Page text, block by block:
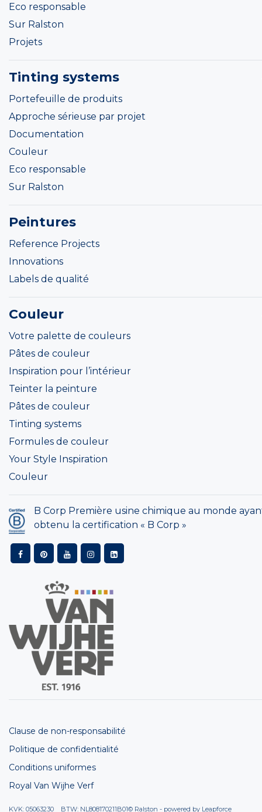
Eco responsable
Sur Ralston
Projets
Tinting systems
Portefeuille de produits
Approche sérieuse par projet
Documentation
Couleur
Eco responsable
Sur Ralston
Peintures
Reference Projects
Innovations
Labels de qualité
Couleur
Votre palette de couleurs
Pâtes de couleur
Inspiration pour l’intérieur
Teinter la peinture
Pâtes de couleur
Tinting systems
Formules de couleur
Your Style Inspiration
Couleur
B Corp Première usine chimique au monde
obtenu la certification « B Corp »
Clause de non-responsabilité
Politique de confidentialité
Conditions uniformes
Royal Van Wijhe Verf
KVK: 05063230 BTW: NL808170211B01© Ralston - powered by Leapforce